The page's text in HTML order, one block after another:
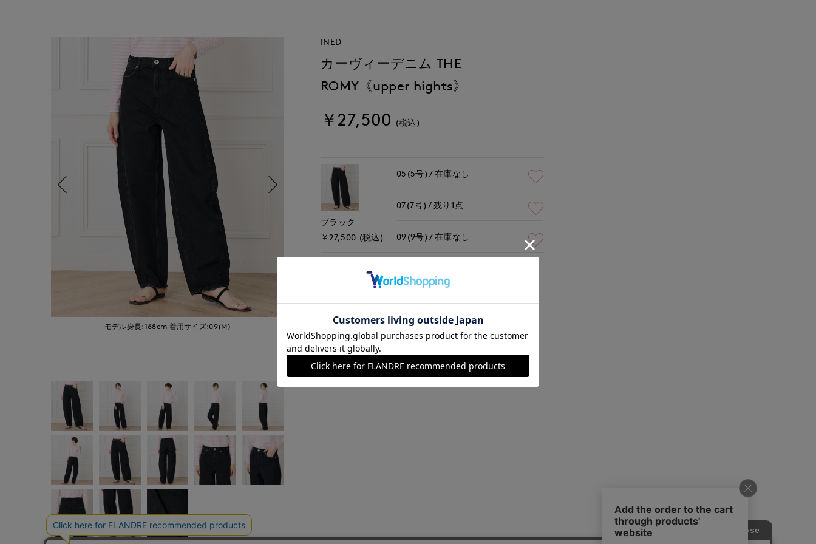
モデル身長:168cm 着用サイズ:09(M)
INED
カーヴィーデニム THE
ROMY《upper hights》
￥27,500 (税込)
ブラック
￥27,500 (税込)
05(5号) 在庫なし
07(7号) 残り1点
09(9号) 在庫なし